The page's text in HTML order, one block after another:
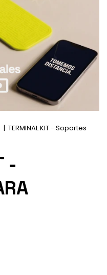
| TERMINAL KIT - Soportes
-